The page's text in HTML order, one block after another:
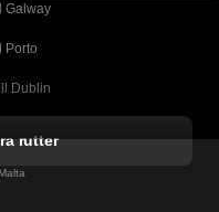
Galway
Porto
Dublin
Faro
rutter